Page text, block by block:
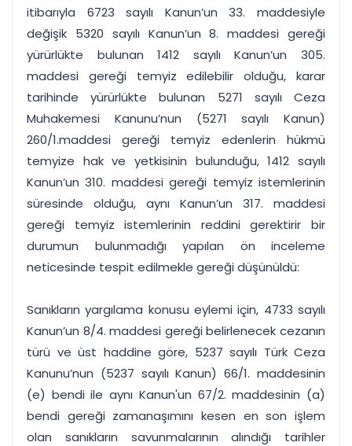
itibarıyla 6723 sayılı Kanun’un 33. maddesiyle
değişik 5320 sayılı Kanun’un 8. maddesi gereği
yürürlükte bulunan 1412 sayılı Kanun’un 305.
maddesi gereği temyiz edilebilir olduğu, karar
tarihinde yürürlükte bulunan 5271 sayılı Ceza
Muhakemesi Kanunu’nun (5271 sayılı Kanun)
260/1.maddesi gereği temyiz edenlerin hükmü
temyize hak ve yetkisinin bulunduğu, 1412 sayılı
Kanun’un 310. maddesi gereği temyiz istemlerinin
süresinde olduğu, aynı Kanun’un 317. maddesi
gereği temyiz istemlerinin reddini gerektirir bir
durumun bulunmadığı yapılan ön inceleme
neticesinde tespit edilmekle gereği düşünüldü:
Sanıkların yargılama konusu eylemi için, 4733 sayılı
Kanun’un 8/4. maddesi gereği belirlenecek cezanın
türü ve üst haddine göre, 5237 sayılı Türk Ceza
Kanunu’nun (5237 sayılı Kanun) 66/1. maddesinin
(e) bendi ile aynı Kanun'un 67/2. maddesinin (a)
bendi gereği zamanaşımını kesen en son işlem
olan sanıkların savunmalarının alındığı tarihler